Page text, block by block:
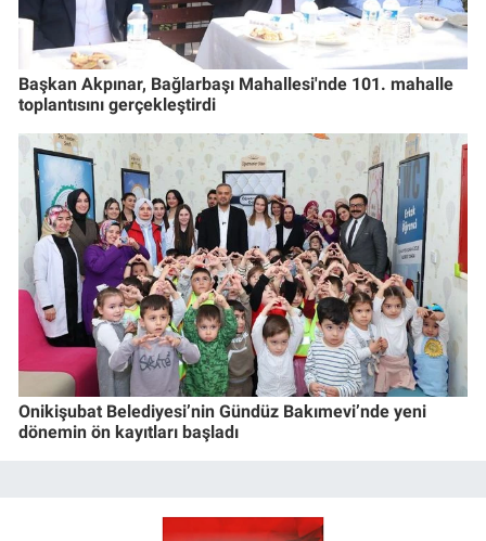
Başkan Akpınar, Bağlarbaşı Mahallesi'nde 101. mahalle
toplantısını gerçekleştirdi
Onikişubat Belediyesi’nin Gündüz Bakımevi’nde yeni
dönemin ön kayıtları başladı